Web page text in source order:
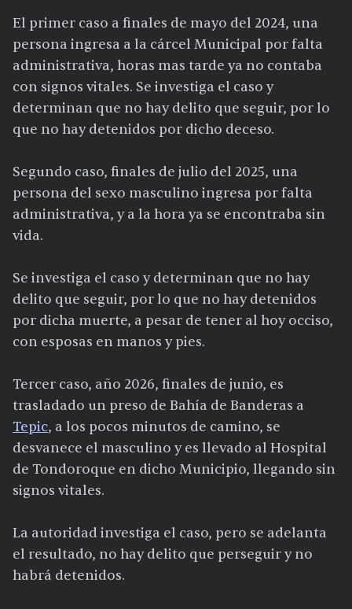
El primer caso a finales de mayo del 2024, una
persona ingresa a la cárcel Municipal por falta
administrativa, horas mas tarde ya no contaba
con signos vitales. Se investiga el caso y
determinan que no hay delito que seguir, por lo
que no hay detenidos por dicho deceso.
Segundo caso, finales de julio del 2025, una
persona del sexo masculino ingresa por falta
administrativa, y a la hora ya se encontraba sin
vida.
Se investiga el caso y determinan que no hay
delito que seguir, por lo que no hay detenidos
por dicha muerte, a pesar de tener al hoy occiso,
con esposas en manos y pies.
Tercer caso, año 2026, finales de junio, es
trasladado un preso de Bahía de Banderas a
Tepic, a los pocos minutos de camino, se
desvanece el masculino y es llevado al Hospital
de Tondoroque en dicho Municipio, llegando sin
signos vitales.
La autoridad investiga el caso, pero se adelanta
el resultado, no hay delito que perseguir y no
habrá detenidos.